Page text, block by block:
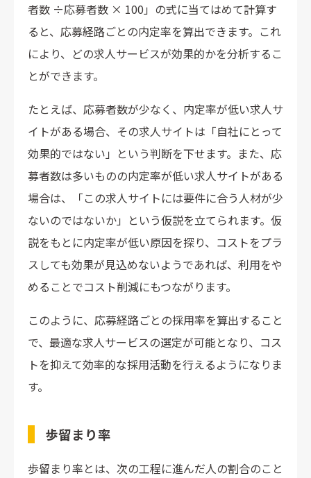
者数 ÷応募者数 × 100」の式に当てはめて計算す
ると、応募経路ごとの内定率を算出できます。これ
により、どの求人サービスが効果的かを分析するこ
とができます。
たとえば、応募者数が少なく、内定率が低い求人サ
イトがある場合、その求人サイトは「自社にとって
効果的ではない」という判断を下せます。また、応
募者数は多いものの内定率が低い求人サイトがある
場合は、「この求人サイトには要件に合う人材が少
ないのではないか」という仮説を立てられます。仮
説をもとに内定率が低い原因を探り、コストをプラ
スしても効果が見込めないようであれば、利用をや
めることでコスト削減にもつながります。
このように、応募経路ごとの採用率を算出すること
で、最適な求人サービスの選定が可能となり、コス
トを抑えて効率的な採用活動を行えるようになりま
す。
歩留まり率
歩留まり率とは、次の工程に進んだ人の割合のこと